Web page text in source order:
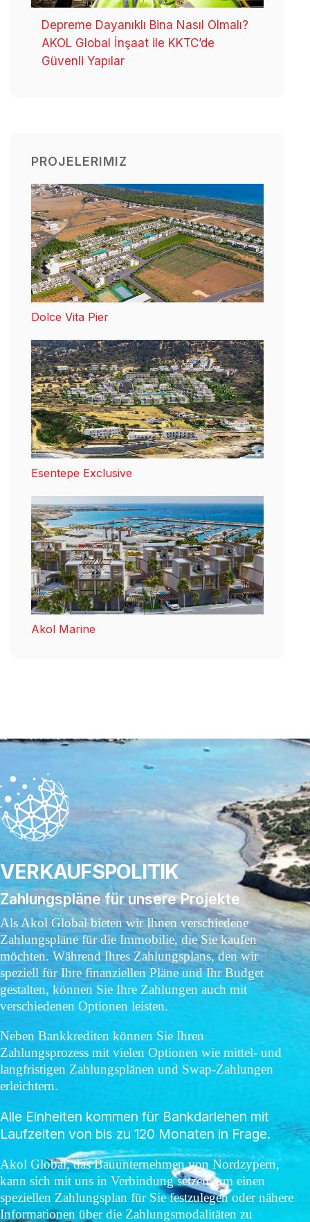
Depreme Dayanıklı Bina Nasıl Olmalı?
AKOL Global İnşaat ile KKTC’de
Güvenli Yapılar
PROJELERIMIZ
Dolce Vita Pier
Esentepe Exclusive
Akol Marine
VERKAUFSPOLITIK
Zahlungspläne für unsere Projekte
Als Akol Global bieten wir Ihnen verschiedene
Zahlungspläne für die Immobilie, die Sie kaufen
möchten. Während Ihres Zahlungsplans, den wir
speziell für Ihre finanziellen Pläne und Ihr Budget
gestalten, können Sie Ihre Zahlungen auch mit
verschiedenen Optionen leisten.
Neben Bankkrediten können Sie Ihren
Zahlungsprozess mit vielen Optionen wie mittel- und
langfristigen Zahlungsplänen und Swap-Zahlungen
erleichtern.
Alle Einheiten kommen für Bankdarlehen mit
Laufzeiten von bis zu 120 Monaten in Frage.
Akol Global, das Bauunternehmen von Nordzypern,
kann sich mit uns in Verbindung setzen, um einen
speziellen Zahlungsplan für Sie festzulegen oder nähere
Informationen über die Zahlungsmodalitäten zu